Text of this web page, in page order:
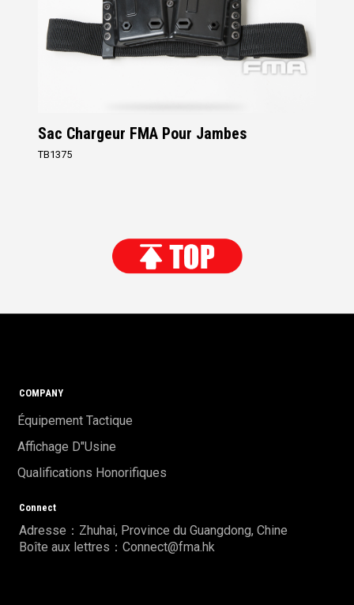
Sac Chargeur FMA Pour Jambes
TB1375
COMPANY
Équipement Tactique
Affichage D"usine
Qualifications Honorifiques
Connect
Adresse：Zhuhai, Province du Guangdong, Chine
Boîte aux lettres：Connect@fma.hk